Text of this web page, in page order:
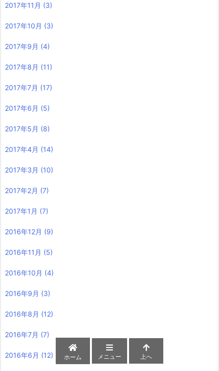
2017年11月 (3)
2017年10月 (3)
2017年9月 (4)
2017年8月 (11)
2017年7月 (17)
2017年6月 (5)
2017年5月 (8)
2017年4月 (14)
2017年3月 (10)
2017年2月 (7)
2017年1月 (7)
2016年12月 (9)
2016年11月 (5)
2016年10月 (4)
2016年9月 (3)
2016年8月 (12)
2016年7月 (7)
2016年6月 (12) ホーム メニュー 上へ